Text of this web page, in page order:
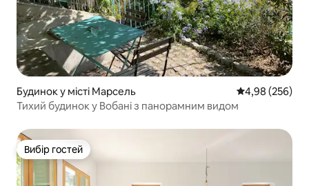
Будинок у місті Марсель Середня
4,98 (256)
Тихий будинок у Вобані з панорамним видом
Вибір гостей
Вибір гостей